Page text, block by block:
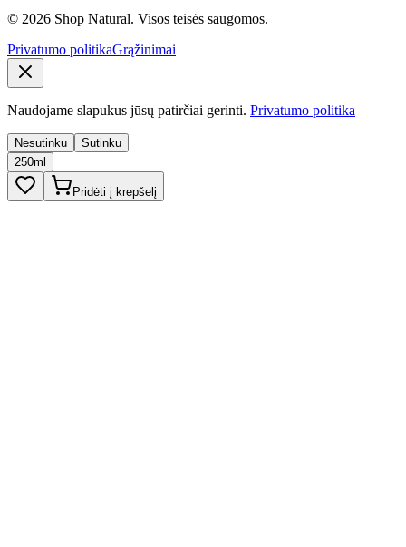
© 2026 Shop Natural. Visos teisės saugomos.
Privatumo politikaGrąžinimai
Naudojame slapukus jūsų patirčiai gerinti. Privatumo politika
Nesutinku
Sutinku
250ml
Pridėti į krepšelį